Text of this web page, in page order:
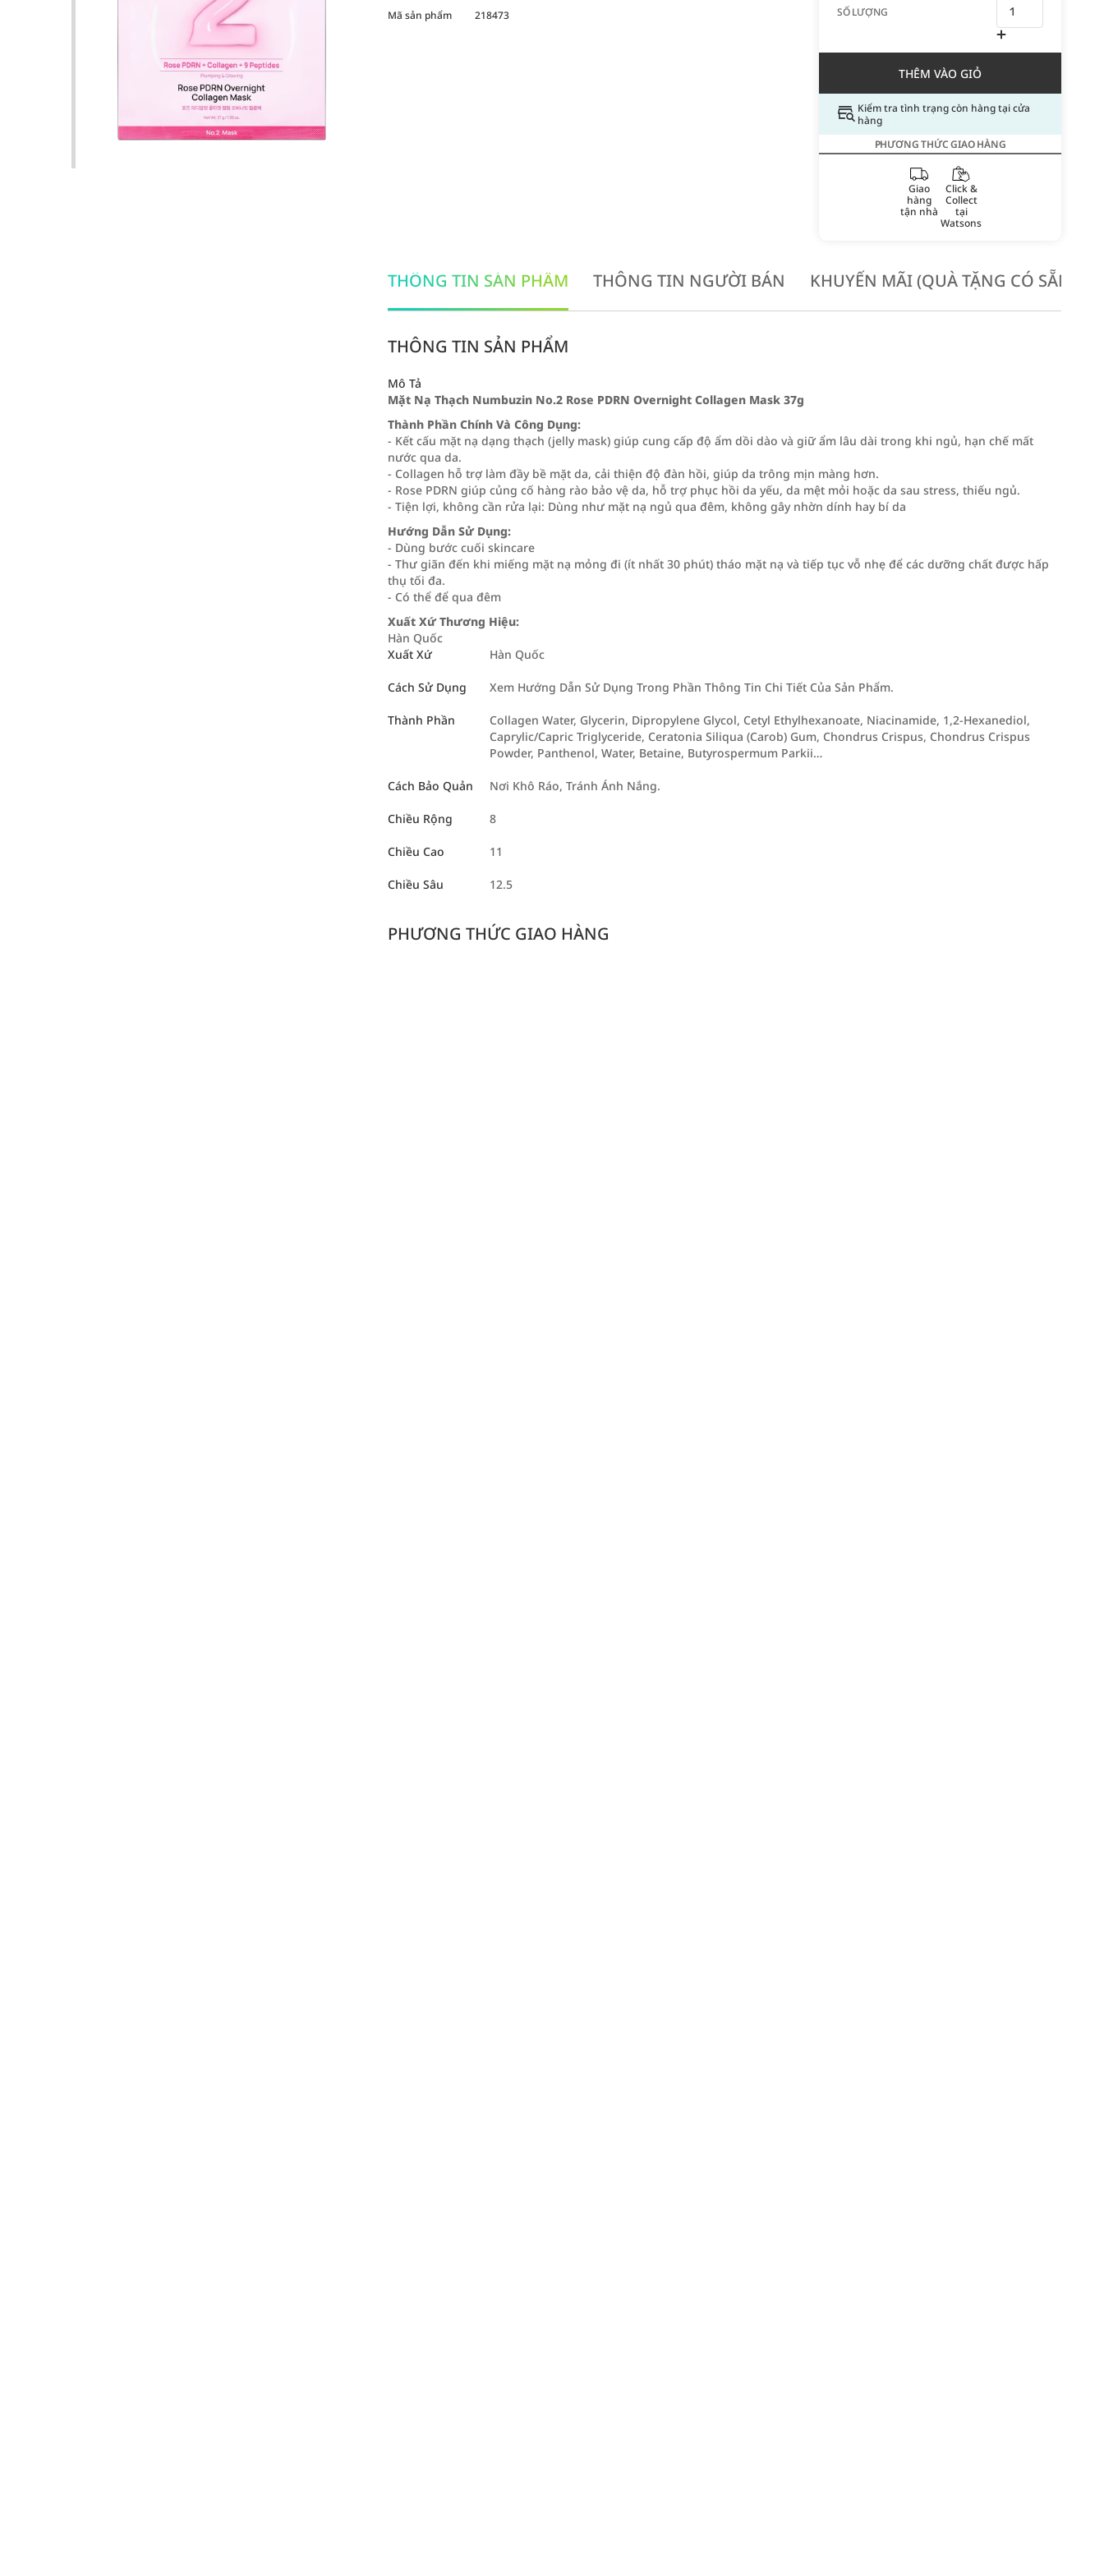
SỐ LƯỢNG
THÊM VÀO GIỎ
Kiểm tra tình trạng còn hàng tại cửa
hàng
PHƯƠNG THỨC GIAO HÀNG
Giao
hàng
tận nhà
Click &
Collect
tại
Watsons
Mã sản phẩm 218473
THÔNG TIN SẢN PHẨM THÔNG TIN NGƯỜI BÁN KHUYẾN MÃI (QUÀ TẶNG CÓ SẴN
THÔNG TIN SẢN PHẨM
Mô Tả
Mặt Nạ Thạch Numbuzin No.2 Rose PDRN Overnight Collagen Mask 37g
Thành Phần Chính Và Công Dụng:
- Kết cấu mặt nạ dạng thạch (jelly mask) giúp cung cấp độ ẩm dồi dào và giữ ẩm lâu dài trong khi ngủ, hạn chế mất
nước qua da.
- Collagen hỗ trợ làm đầy bề mặt da, cải thiện độ đàn hồi, giúp da trông mịn màng hơn.
- Rose PDRN giúp củng cố hàng rào bảo vệ da, hỗ trợ phục hồi da yếu, da mệt mỏi hoặc da sau stress, thiếu ngủ.
- Tiện lợi, không cần rửa lại: Dùng như mặt nạ ngủ qua đêm, không gây nhờn dính hay bí da
Hướng Dẫn Sử Dụng:
- Dùng bước cuối skincare
- Thư giãn đến khi miếng mặt nạ mỏng đi (ít nhất 30 phút) tháo mặt nạ và tiếp tục vỗ nhẹ để các dưỡng chất được hấp
thụ tối đa.
- Có thể để qua đêm
Xuất Xứ Thương Hiệu:
Hàn Quốc
Xuất Xứ
Hàn Quốc
Cách Sử Dụng Xem Hướng Dẫn Sử Dụng Trong Phần Thông Tin Chi Tiết Của Sản Phẩm.
Thành Phần
Collagen Water, Glycerin, Dipropylene Glycol, Cetyl Ethylhexanoate, Niacinamide, 1,2-Hexanediol,
Caprylic/Capric Triglyceride, Ceratonia Siliqua (Carob) Gum, Chondrus Crispus, Chondrus Crispus
Powder, Panthenol, Water, Betaine, Butyrospermum Parkii…
Cách Bảo Quản Nơi Khô Ráo, Tránh Ánh Nắng.
Chiều Rộng 8
Chiều Cao 11
Chiều Sâu 12.5
PHƯƠNG THỨC GIAO HÀNG